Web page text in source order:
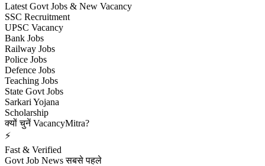
Latest Govt Jobs & New Vacancy
SSC Recruitment
UPSC Vacancy
Bank Jobs
Railway Jobs
Police Jobs
Defence Jobs
Teaching Jobs
State Govt Jobs
Sarkari Yojana
Scholarship
क्यों चुनें VacancyMitra?
⚡
Fast & Verified
Govt Job News सबसे पहले